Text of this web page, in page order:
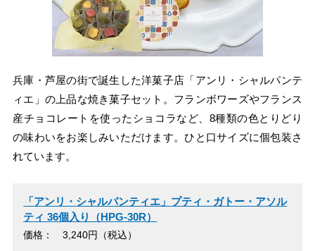
兵庫・芦屋の街で誕生した洋菓子店「アンリ・シャルパンテ
ィエ」の上品な焼き菓子セット。フランボワーズやフランス
産チョコレートを使ったショコラなど、8種類の色とりどり
の味わいをお楽しみいただけます。ひと口サイズに個包装さ
れています。
「アンリ・シャルパンティエ」プティ・ガトー・アソル
ティ 36個入り（HPG-30R）
価格： 3,240円（税込）